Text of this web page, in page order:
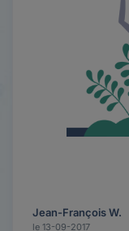
Jean-François W.
le 13-09-2017